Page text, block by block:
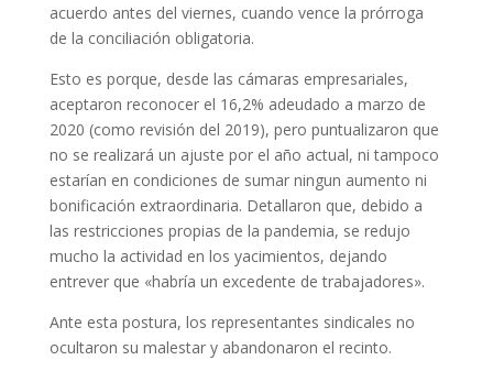
acuerdo antes del viernes, cuando vence la prórroga
de la conciliación obligatoria.
Esto es porque, desde las cámaras empresariales,
aceptaron reconocer el 16,2% adeudado a marzo de
2020 (como revisión del 2019), pero puntualizaron que
no se realizará un ajuste por el año actual, ni tampoco
estarían en condiciones de sumar ningun aumento ni
bonificación extraordinaria. Detallaron que, debido a
las restricciones propias de la pandemia, se redujo
mucho la actividad en los yacimientos, dejando
entrever que «habría un excedente de trabajadores».
Ante esta postura, los representantes sindicales no
ocultaron su malestar y abandonaron el recinto.